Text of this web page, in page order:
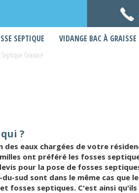
SEPTIQUE VIDANGE BAC À GRAISSE
Septique Granace
?
eaux chargées de votre
ont préféré les fosses
pour la pose de fosses
sud sont dans le même cas que
septiques. C'est ainsi qu'ils